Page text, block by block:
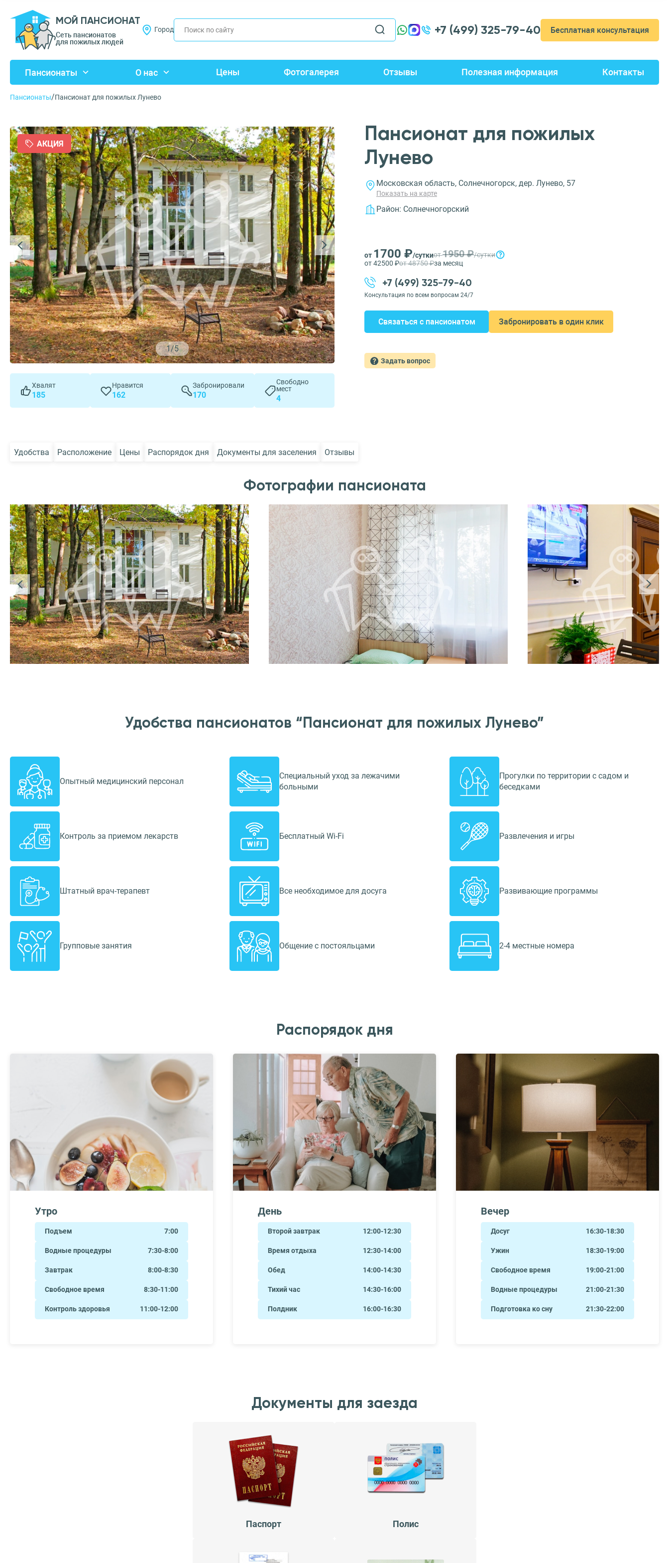
МОЙ ПАНСИОНАТ
Сеть пансионатов
для пожилых людей
Город +7 (499) 325-79-40 Бесплатная консультация
Пансионаты О нас Цены Фотогалерея Отзывы Полезная информация Контакты
Пансионаты/Пансионат для пожилых Лунево
1/5
АКЦИЯ
Хвалят
185
Нравится
162
Забронировали
170
Свободно
мест
4
Пансионат для пожилых
Лунево
Московская область, Солнечногорск, дер. Лунево, 57
Показать на карте
Район: Солнечногорский
от 1700 ₽/суткиот1950 ₽/сутки
от 42500 ₽от 48750 ₽за месяц
+7 (499) 325-79-40
Консультация по всем вопросам 24/7
Связаться с пансионатом Забронировать в один клик
Задать вопрос
Удобства Расположение Цены Распорядок дня Документы для заселения Отзывы
Фотографии пансионата
Удобства пансионатов “Пансионат для пожилых Лунево”
Опытный медицинский персонал
Специальный уход за лежачими
больными
Прогулки по территории с садом и
беседками
Контроль за приемом лекарств Бесплатный Wi-Fi Развлечения и игры
Штатный врач-терапевт Все необходимое для досуга Развивающие программы
Групповые занятия Общение с постояльцами 2-4 местные номера
Распорядок дня
Утро
Подъем 7:00
Водные процедуры 7:30-8:00
Завтрак 8:00-8:30
Свободное время 8:30-11:00
Контроль здоровья 11:00-12:00
День
Второй завтрак 12:00-12:30
Время отдыха 12:30-14:00
Обед 14:00-14:30
Тихий час 14:30-16:00
Полдник 16:00-16:30
Вечер
Досуг 16:30-18:30
Ужин 18:30-19:00
Свободное время 19:00-21:00
Водные процедуры 21:00-21:30
Подготовка ко сну 21:30-22:00
Документы для заезда
Паспорт Полис